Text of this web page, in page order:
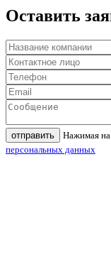
Оставить
отправить Нажимая на
персональных данных